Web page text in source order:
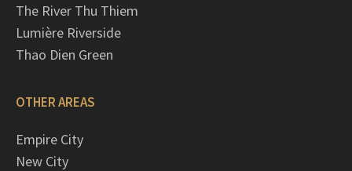
The River Thu Thiem
Lumière Riverside
Thao Dien Green
OTHER AREAS
Empire City
New City